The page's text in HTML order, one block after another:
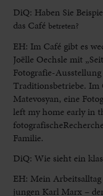
DiQ: Haben Sie
das Cafébetreten?
EH: Im Café gibt es
Joëlle Oechsle mit
Fotografie-
Traditionsbetriebe.
Matevosyan, eine
left my home early in
Familie.
DiQ: Wie sieht ein
EH: Mein
jungen Karl Marx –